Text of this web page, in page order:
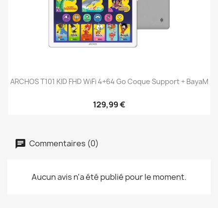
ARCHOS T101 KID FHD WiFi 4+64 Go Coque Support + BayaM
129,99 €
Commentaires (0)
Aucun avis n'a été publié pour le moment.